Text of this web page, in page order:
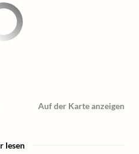
Auf der Karte anzeigen
lesen